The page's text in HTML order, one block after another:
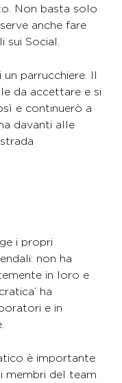
Non basta solo
anche fare
sui Social.
parrucchiere. Il
da accettare e si
e continuerò a
davanti alle
i propri
non ha
in loro e
ha
e in
è importante
membri del team